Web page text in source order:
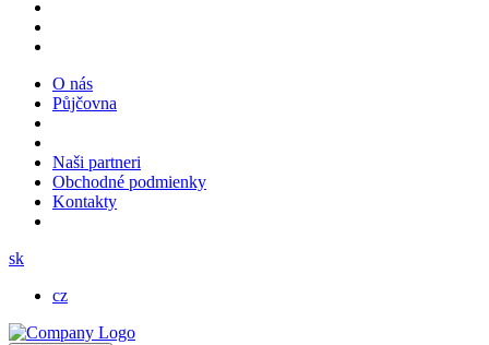
O nás
Půjčovna
Naši partneri
Obchodné podmienky
Kontakty
sk
cz